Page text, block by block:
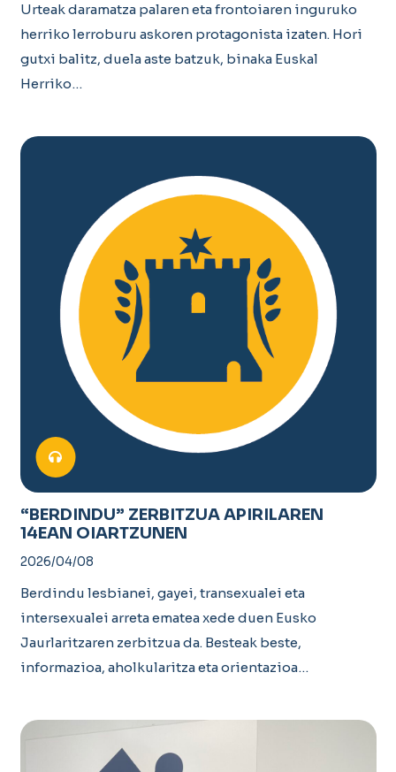
Urteak daramatza palaren eta frontoiaren inguruko
herriko lerroburu askoren protagonista izaten. Hori
gutxi balitz, duela aste batzuk, binaka Euskal
Herriko…
“BERDINDU” ZERBITZUA APIRILAREN
14EAN OIARTZUNEN
2026/04/08
Berdindu lesbianei, gayei, transexualei eta
intersexualei arreta ematea xede duen Eusko
Jaurlaritzaren zerbitzua da. Besteak beste,
informazioa, aholkularitza eta orientazioa…